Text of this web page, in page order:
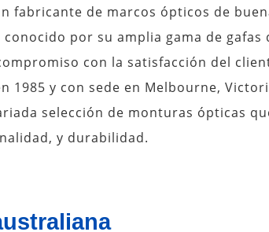
fabricante de marcos ópticos de
por su amplia gama de gafas
con la satisfacción del
1985 y con sede en Melbourne,
selección de monturas ópticas
y durabilidad.